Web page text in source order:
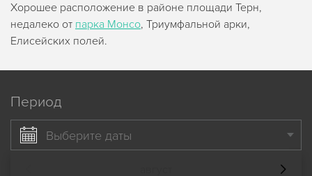
Хорошее расположение в районе площади Терн,
недалеко от парка Монсо, Триумфальной арки,
Елисейских полей.
Период
Выберите даты